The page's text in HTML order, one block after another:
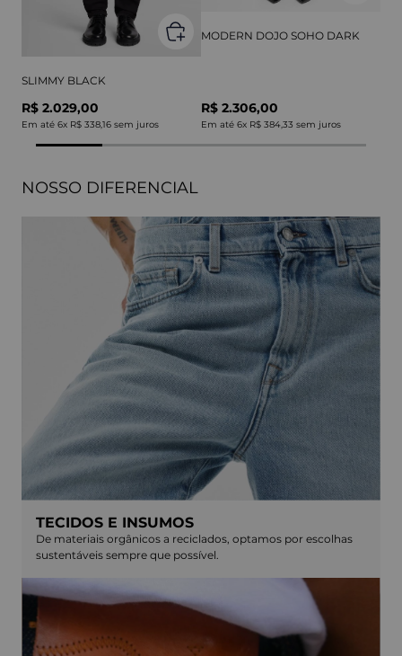
SLIMMY BLACK
R$ 2.029,00
Em até 6x R$ 338,16 sem juros
MODERN DOJO SOHO DARK
R$ 2.306,00
Em até 6x R$ 384,33 sem juros
NOSSO DIFERENCIAL
TECIDOS E INSUMOS
De materiais orgânicos a reciclados, optamos por escolhas
sustentáveis sempre que possível.